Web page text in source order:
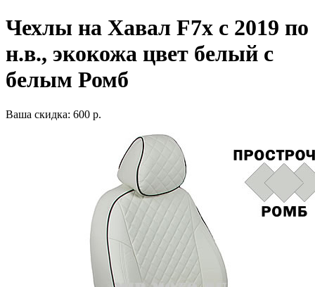
Чехлы на Хавал F7x с 2019 по
н.в., экокожа цвет белый с
белым Ромб
Ваша скидка: 600 р.